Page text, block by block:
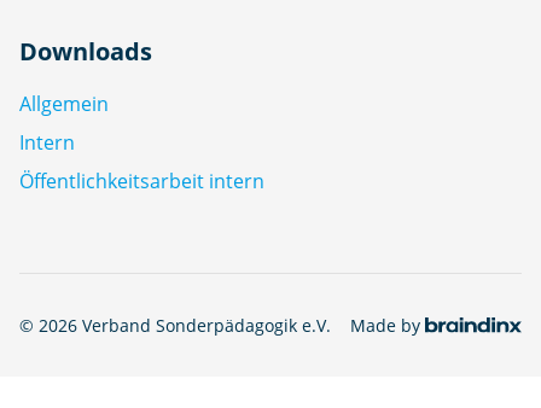
Downloads
Allgemein
Intern
Öffentlichkeitsarbeit intern
© 2026 Verband Sonderpädagogik e.V. Made by